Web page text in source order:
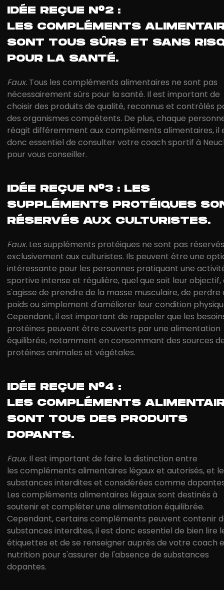
IDÉE REÇUE N°2 :
LES COMPLÉMENTS
SONT TOUS SÛRS ET SANS
POUR LA SANTÉ.
Faux. Tous les compléments alimentaires ne sont pas
nécessairement sûrs pour la santé. Il est important de
choisir des produits de qualité, reconnus et contrôlés
des organismes compétents. De plus, chaque
réagit différemment aux compléments alimentaires, il
donc essentiel de consulter votre coach sportif à
pour vous conseiller.
IDÉE REÇUE N°3 : LES
SUPPLÉMENTS PROTÉIQUES
RÉSERVÉS AUX CULTURISTES.
Faux. Les suppléments protéiques ne sont pas réservés
exclusivement aux culturistes. Ils peuvent être une
intéressante pour les personnes pratiquant une
sportive intense et régulière, quel que soit leur objectif,
s'agisse de prendre de la masse musculaire, de perdre
poids ou simplement d'améliorer leur condition
Cependant, il est important de rappeler que les
protéines peuvent être couverts par une alimentation
équilibrée, notamment en consommant des sources
protéines animales et végétales.
IDÉE REÇUE N°4 :
LES COMPLÉMENTS
SONT TOUS DES PRODUITS
DOPANTS.
Faux. Il est important de faire la distinction entre
les compléments alimentaires légaux et autorisés, et
substances interdites et considérées comme
Les compléments alimentaires légaux sont destinés à
soutenir et compléter une alimentation équilibrée.
Cependant, certains compléments peuvent contenir
substances interdites, il est donc essentiel de bien lire
étiquettes et de se renseigner auprès de votre coach
nutrition pour s'assurer de l'absence de substances
dopantes.